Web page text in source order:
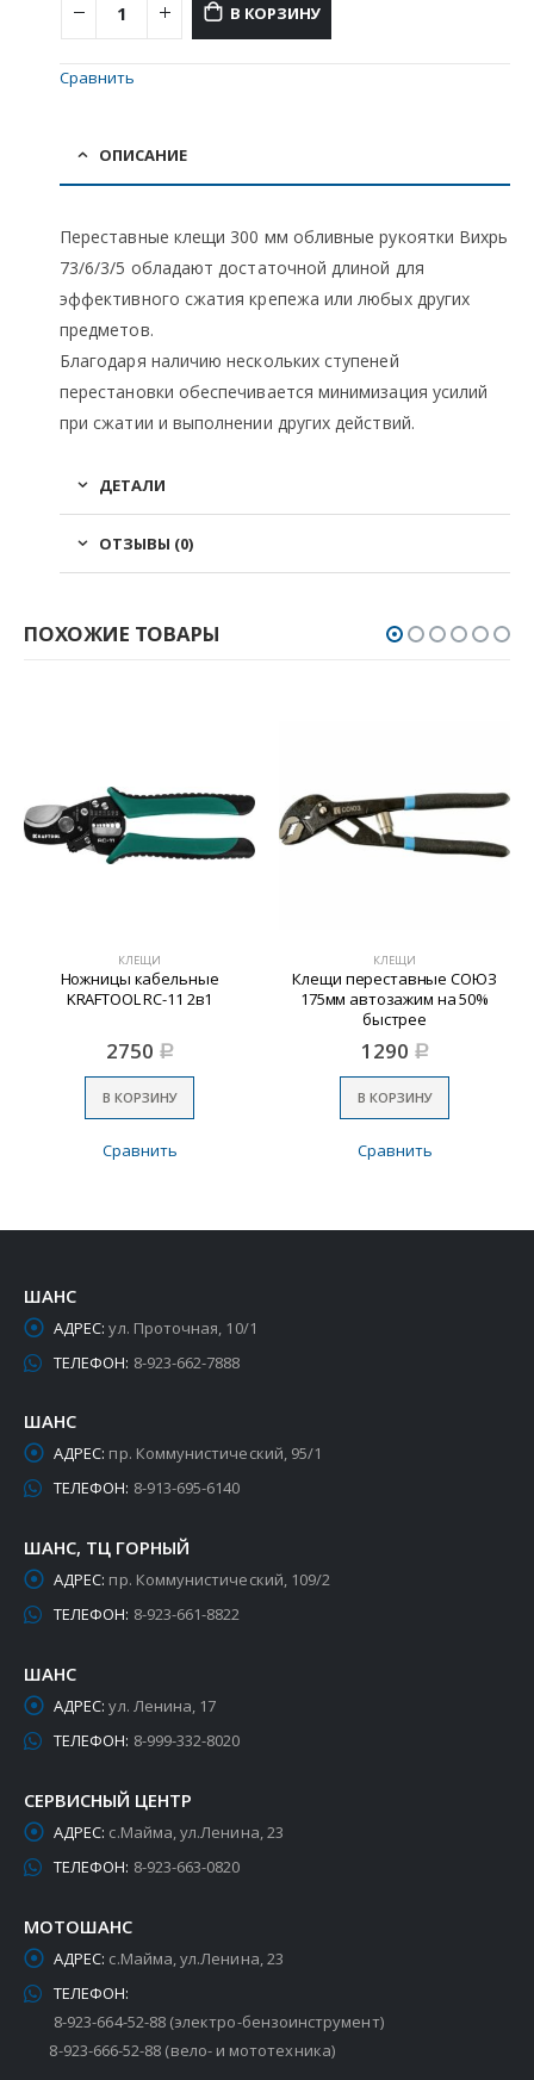
В КОРЗИНУ
Сравнить
ОПИСАНИЕ
Переставные клещи 300 мм обливные рукоятки Вихрь
73/6/3/5 обладают достаточной длиной для
эффективного сжатия крепежа или любых других
предметов.
Благодаря наличию нескольких ступеней
перестановки обеспечивается минимизация усилий
при сжатии и выполнении других действий.
ДЕТАЛИ
ОТЗЫВЫ (0)
ПОХОЖИЕ ТОВАРЫ
КЛЕЩИ
Ножницы кабельные
KRAFTOOL RC-11 2в1
2750 Р
В КОРЗИНУ
Сравнить
КЛЕЩИ
Клещи переставные СОЮЗ
175мм автозажим на 50%
быстрее
1290 Р
В КОРЗИНУ
Сравнить
ШАНС
АДРЕС: ул. Проточная, 10/1
ТЕЛЕФОН: 8-923-662-7888
ШАНС
АДРЕС: пр. Коммунистический, 95/1
ТЕЛЕФОН: 8-913-695-6140
ШАНС, ТЦ ГОРНЫЙ
АДРЕС: пр. Коммунистический, 109/2
ТЕЛЕФОН: 8-923-661-8822
ШАНС
АДРЕС: ул. Ленина, 17
ТЕЛЕФОН: 8-999-332-8020
СЕРВИСНЫЙ ЦЕНТР
АДРЕС: с.Майма, ул.Ленина, 23
ТЕЛЕФОН: 8-923-663-0820
МОТОШАНС
АДРЕС: с.Майма, ул.Ленина, 23
ТЕЛЕФОН:
8-923-664-52-88 (электро-бензоинструмент)
8-923-666-52-88 (вело- и мототехника)